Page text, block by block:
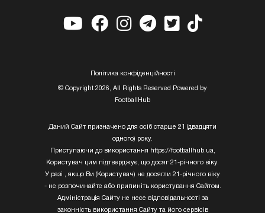
Полiтика конфiденцiйностi
© Copyright 2026, All Rights Reserved Powered by
FootballHub
Даний Сайт призначено для осіб старше 21 (двадцяти
одного) року.
Приступаючи до використання https://footballhub.ua,
Користувач цим підтверджує, що досяг 21-річного віку.
У разі , якщо Ви (Користувач) не досягли 21-річного віку
- не розпочинайте або припиніть користування Сайтом.
Адміністрація Сайту не несе відповідальності за
законність використання Сайту та його сервісів